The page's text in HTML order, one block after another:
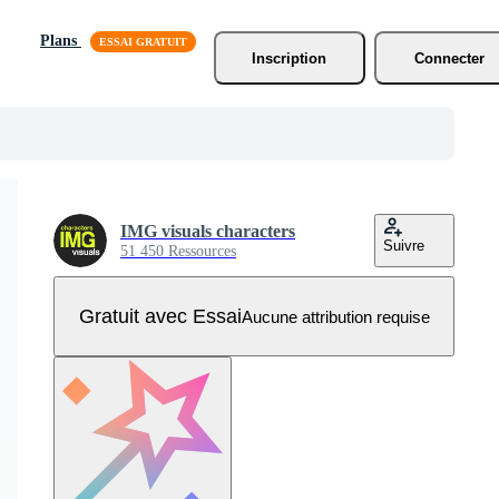
Plans
Inscription
Connecter
IMG visuals characters
51 450 Ressources Suivre
Gratuit avec EssaiAucune attribution requise